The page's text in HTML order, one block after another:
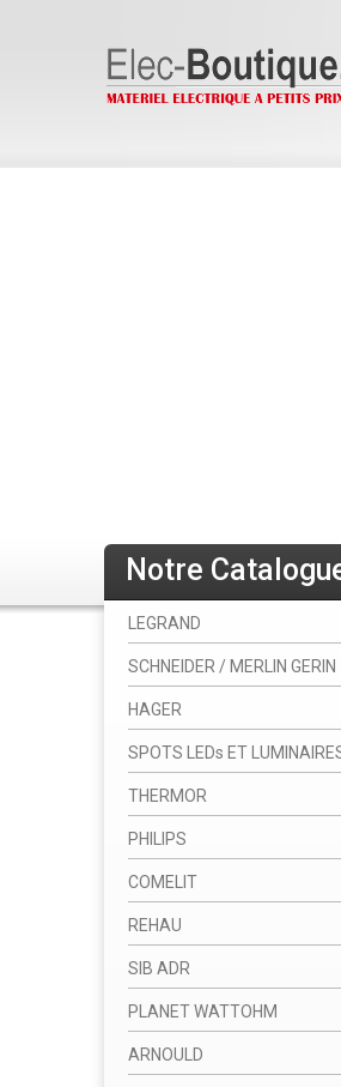
Notre
LEGRAND
SCHNEIDER / MERLIN GERIN
HAGER
SPOTS LEDs ET
THERMOR
PHILIPS
COMELIT
REHAU
SIB ADR
PLANET WATTOHM
ARNOULD